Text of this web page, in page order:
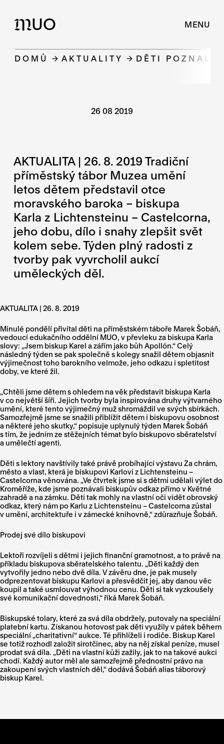
MUO MENU
DOMŮ AKTUALITY DĚTI POZNALY
26 08 2019
AKTUALITA | 26. 8. 2019 Tradiční
příměstský tábor Muzea umění
letos dětem představil otce
moravského baroka – biskupa
Karla z Lichtensteinu – Castelcorna,
jeho dobu, dílo i snahy zlepšit svět
kolem sebe. Týden plný radosti z
tvorby pak vyvrcholil aukcí
uměleckých děl.
AKTUALITA | 26. 8. 2019
Minulé pondělí přivítal děti na příměstském táboře Marek Šobáň,
vedoucí edukačního oddělní MUO, v převleku za biskupa Karla
slovy: „Jsem biskup Karel a zářím jako bůh Apollón.“ Celý
následný týden se pak společně s kolegy snažil dětem objasnit
výjimečnost toho barokního velmože, jeho odkazu i spletitost
doby, ve které žil.
„Chtěli jsme dětem s ohledem na věk představit biskupa Karla
v co největší šíři. Jejich tvorby byla inspirována druhy výtvarného
umění, které tento výjimečný muž shromáždil ve svých sbírkách.
Samozřejmě jsme se snažili přiblížit dětem i biskupovu osobnost
a některé jeho skutky,“ popisuje uplynulý týden Marek Šobáň
s tím, že jedním ze stěžejních témat bylo biskupovo sběratelství
a umělečtí agenti.
Děti s lektory navštívily také právě probíhající výstavu Za chrám,
město a vlast, která je biskupovi Karlovi z Lichtensteinu –
Castelcorna věnována. „Ve čtvrtek jsme si s dětmi udělali výlet do
Kroměříže, kde jsme poznávali biskupův odkaz přímo v Květné
zahradě a na zámku. Děti tak mohly na vlastní oči vidět obrovský
odkaz, který nám po Karlu z Lichtensteinu – Castelcorna zůstal
v umění, architektuře i v zámecké knihovně,“ zdůrazňuje Šobáň.
Prodej své dílo biskupovi
Lektoři rozvíjeli s dětmi i jejich finanční gramotnost, a to právě na
příkladu biskupova sběratelského talentu. „Děti každý den
vytvořily jedno nebo dvě díla. V závěru dne, je pak musely
odprezentovat biskupu Karlovi a přesvědčit jej, aby danou věc
koupil a také usmlouvat výhodnou cenu. Děti si tak vyzkoušely
své komunikační dovednosti,“ říká Marek Šobáň.
Biskupské tolary, které za svá díla obdržely, putovaly na speciální
platební kartu. Získanou hotovost pak děti využily v pátek během
speciální „charitativní“ aukce. Té přihlíželi i rodiče. Biskup Karel
se totiž rozhodl založit sirotčinec, aby na něj získal peníze, musel
prodat svá díla. „Děti na vlastní kůži zažily, jak to na takové aukci
chodí. Každý autor měl ale samozřejmě přednostní právo na
zakoupení svých vlastních děl,“ dodává Šobáň alias táborový
biskup Karel.